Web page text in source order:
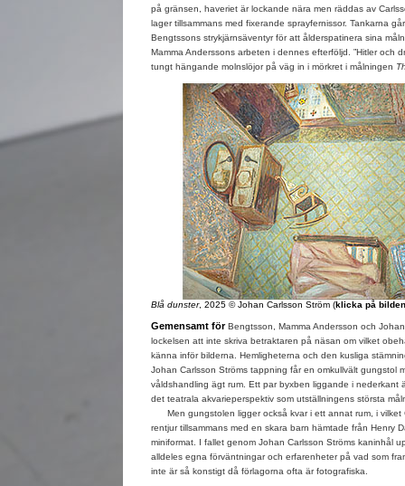
på gränsen, haveriet är lockande nära men räddas av
lager tillsammans med fixerande sprayfernissor. Tankarna
Bengtssons strykjärnsäventyr för att ålderspatinera sina
Mamma Anderssons arbeten i dennes efterföljd. ”Hitler och
tungt hängande molnslöjor på väg in i mörkret i målningen
Blå dunster, 2025 © Johan Carlsson Ström (klicka på
Gemensamt förBengtsson, Mamma Andersson och
lockelsen att inte skriva betraktaren på näsan om vilket
känna inför bilderna. Hemligheterna och den kusliga
Johan Carlsson Ströms tappning får en omkullvält gungstol
våldshandling ägt rum. Ett par byxben liggande i nederkant
det teatrala akvarieperspektiv som utställningens största
Men gungstolen ligger också kvar i ett annat rum, i vilket
rentjur tillsammans med en skara barn hämtade från Henry
miniformat. I fallet genom Johan Carlsson Ströms kaninhål
alldeles egna förväntningar och erfarenheter på vad som
inte är så konstigt då förlagorna ofta är fotografiska.